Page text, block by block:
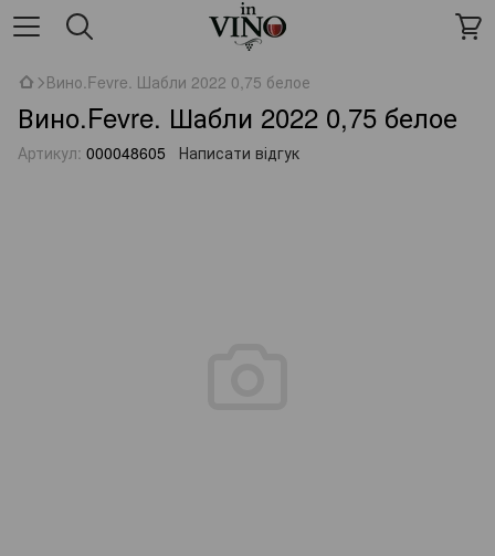
Вино.Fevre. Шабли 2022 0,75 белое
Вино.Fevre. Шабли 2022 0,75 белое
Артикул: 000048605 Написати відгук